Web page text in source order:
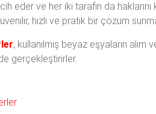
eder ve her iki tarafın da
hızlı ve pratik bir çözüm
, kullanılmış beyaz eşyaların
gerçekleştirirler.